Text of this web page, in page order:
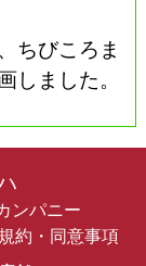
ちびころま
しました。
ンパニー
規約・同意事項